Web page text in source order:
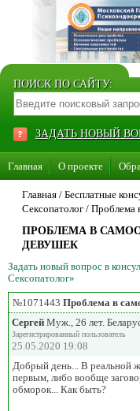
ПОИСК ПО САЙТУ:
ЗАДАТЬ НОВЫЙ
Главная О проекте
Стать консультантом нашего
Главная / Бесплатные
Сексопатолог / Проблема
ПРОБЛЕМА В
ДЕВУШЕК
Задать новый вопрос в
Сексопатолог»
№1071443 Проблема в
Сергей Муж., 26 лет.
Зарегистрированный пользователь
25.05.2020 19:08
Добрый день... В реальной
первым, либо вообще
обморок... Как быть?